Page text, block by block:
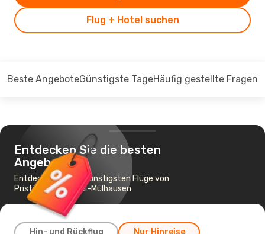
Flug + Hotel suchen
Beste AngeboteGünstigste TageHäufig gestellte Fragen
Entdecken Sie die besten
Angebote
Entdecken Sie die günstigsten Flüge von
Pristina nach Basel-Mülhausen
Hin- und Rückflug Nur Hinreise